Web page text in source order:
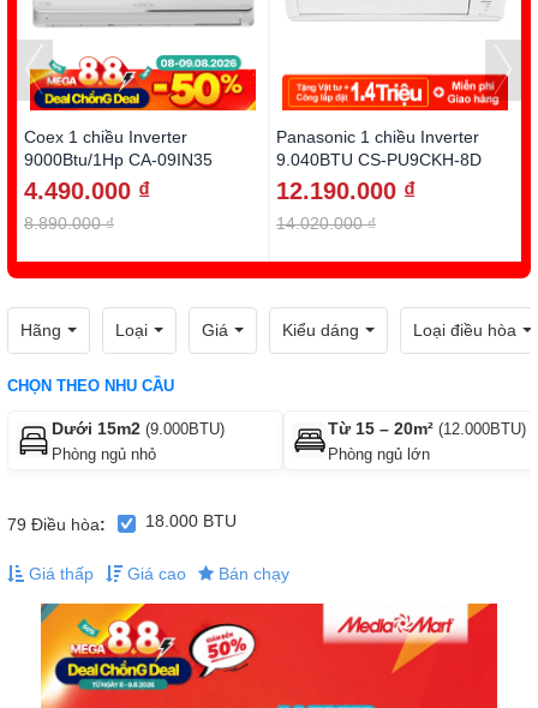
Coex 1 chiều Inverter
9000Btu/1Hp CA-09IN35
4.490.000 ₫
8.890.000 ₫
Panasonic 1 chiều Inverter
9.040BTU CS-PU9CKH-8D
12.190.000 ₫
14.020.000 ₫
Hãng Loại Giá Kiểu dáng Loại điều hòa
CHỌN THEO NHU CẦU
Dưới 15m2 (9.000BTU)
Phòng ngủ nhỏ
Từ 15 – 20m² (12.000BTU)
Phòng ngủ lớn
79 Điều hòa: 18.000 BTU
Giá thấp Giá cao Bán chạy